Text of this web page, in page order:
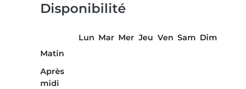
Disponibilité
Lun Mar Mer Jeu Ven Sam Dim
Matin
Après
midi